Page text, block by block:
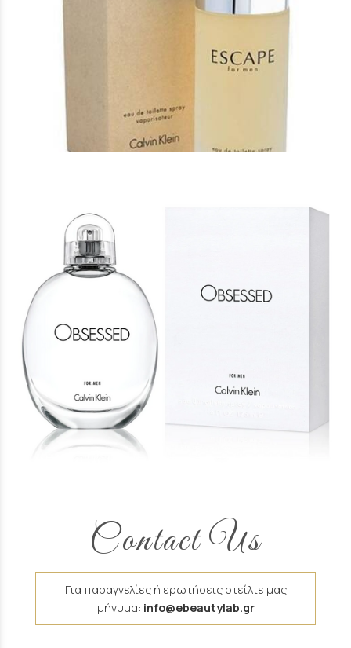
16 €
Άρωμα Τύπου Obsessed Calvin Klein
Contact Us
Για παραγγελίες ή ερωτήσεις στείλτε μας
μήνυμα: info@ebeautylab.gr